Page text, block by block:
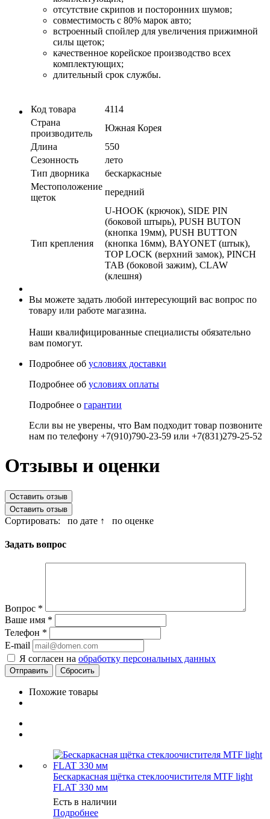
отсутствие скрипов и посторонних шумов;
совместимость с 80% марок авто;
встроенный спойлер для увеличения прижимной
силы щеток;
качественное корейское производство всех
комплектующих;
длительный срок службы.
Код товара
4114
Страна
производитель
Южная Корея
Длина
550
Сезонность
лето
Тип дворника
бескаркасные
Местоположение
щеток
передний
Тип крепления
U-HOOK (крючок), SIDE PIN
(боковой штырь), PUSH BUTON
(кнопка 19мм), PUSH BUTTON
(кнопка 16мм), BAYONET (штык),
TOP LOCK (верхний замок), PINCH
TAB (боковой зажим), CLAW
(клешня)
Вы можете задать любой интересующий вас вопрос по
товару или работе магазина.
Наши квалифицированные специалисты обязательно
вам помогут.
Подробнее об условиях доставки
Подробнее об условиях оплаты
Подробнее о гарантии
Если вы не уверены, что Вам подходит товар позвоните
нам по телефону +7(910)790-23-59 или +7(831)279-25-52
Отзывы и оценки
Оставить отзыв
Оставить отзыв
Сортировать: по дате ↑ по оценке
Задать вопрос
Вопрос *
Ваше имя *
Телефон *
E-mail
Я согласен на обработку персональных данных
Сбросить
Похожие товары
Бескаркасная щётка стеклоочистителя MTF light
FLAT 330 мм
Есть в наличии
Подробнее